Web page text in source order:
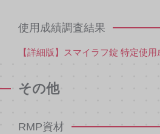
使用成績調査結果
【詳細版】スマイラフ錠 特定使
その他
RMP資材